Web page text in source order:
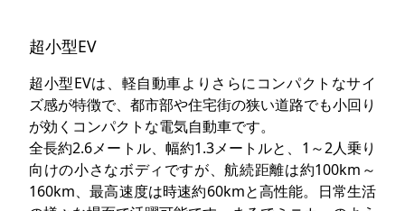
超小型EV
超小型EVは、軽自動車よりさらにコンパクトなサイ
ズ感が特徴で、都市部や住宅街の狭い道路でも小回り
が効くコンパクトな電気自動車です。
全長約2.6メートル、幅約1.3メートルと、1～2人乗り
向けの小さなボディですが、航続距離は約100km～
160km、最高速度は時速約60kmと高性能。日常生活